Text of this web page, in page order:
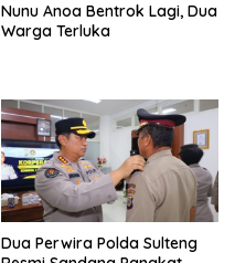
Nunu Anoa Bentrok Lagi, Dua
Warga Terluka
Dua Perwira Polda Sulteng